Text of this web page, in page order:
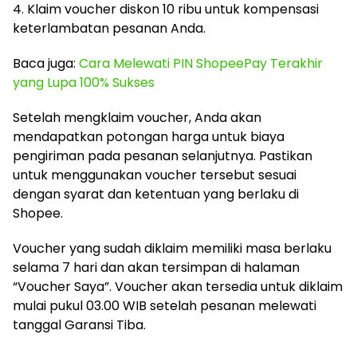
4. Klaim voucher diskon 10 ribu untuk kompensasi
keterlambatan pesanan Anda.
Baca juga: Cara Melewati PIN ShopeePay Terakhir
yang Lupa 100% Sukses
Setelah mengklaim voucher, Anda akan
mendapatkan potongan harga untuk biaya
pengiriman pada pesanan selanjutnya. Pastikan
untuk menggunakan voucher tersebut sesuai
dengan syarat dan ketentuan yang berlaku di
Shopee.
Voucher yang sudah diklaim memiliki masa berlaku
selama 7 hari dan akan tersimpan di halaman
“Voucher Saya”. Voucher akan tersedia untuk diklaim
mulai pukul 03.00 WIB setelah pesanan melewati
tanggal Garansi Tiba.